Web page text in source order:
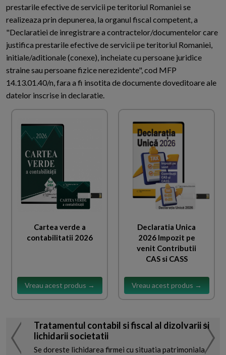
prestarile efective de servicii pe teritoriul Romaniei se
realizeaza prin depunerea, la organul fiscal competent, a
"Declaratiei de inregistrare a contractelor/documentelor care
justifica prestarile efective de servicii pe teritoriul Romaniei,
initiale/aditionale (conexe), incheiate cu persoane juridice
straine sau persoane fizice nerezidente", cod MFP
14.13.01.40/n, fara a fi insotita de documente doveditoare ale
datelor inscrise in declaratie.
Cartea verde a
contabilitatii 2026
Vreau acest produs →
Declaratia Unica
2026 Impozit pe
venit Contributii
CAS si CASS
Vreau acest produs →
Tratamentul contabil si fiscal al dizolvarii si
lichidarii societatii
Se doreste lichidarea firmei cu situatia patrimoniala